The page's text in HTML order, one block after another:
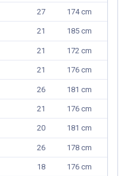
27 174 cm
21 185 cm
21 172 cm
21 176 cm
26 181 cm
21 176 cm
20 181 cm
26 178 cm
18 176 cm